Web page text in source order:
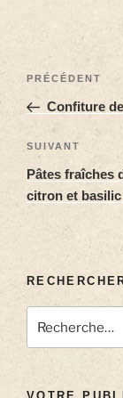
PRÉCÉDENT
Confiture
SUIVANT
Pâtes fraîches
citron et basilic